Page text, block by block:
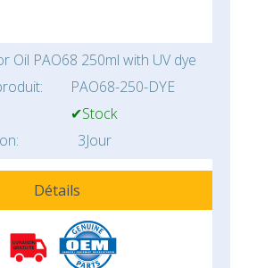
Oil PAO68 250ml with UV dye
PAO68-250-DYE
✔Stock
3Jour
Détails